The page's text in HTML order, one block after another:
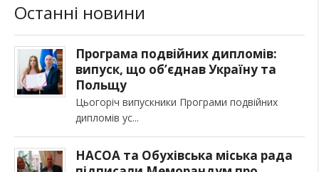
Останні новини
Програма подвійних дипломів:
випуск, що об’єднав Україну та
Польщу
Цьогоріч випускники Програми подвійних
дипломів ус
НАСОА та Обухівська міська рада